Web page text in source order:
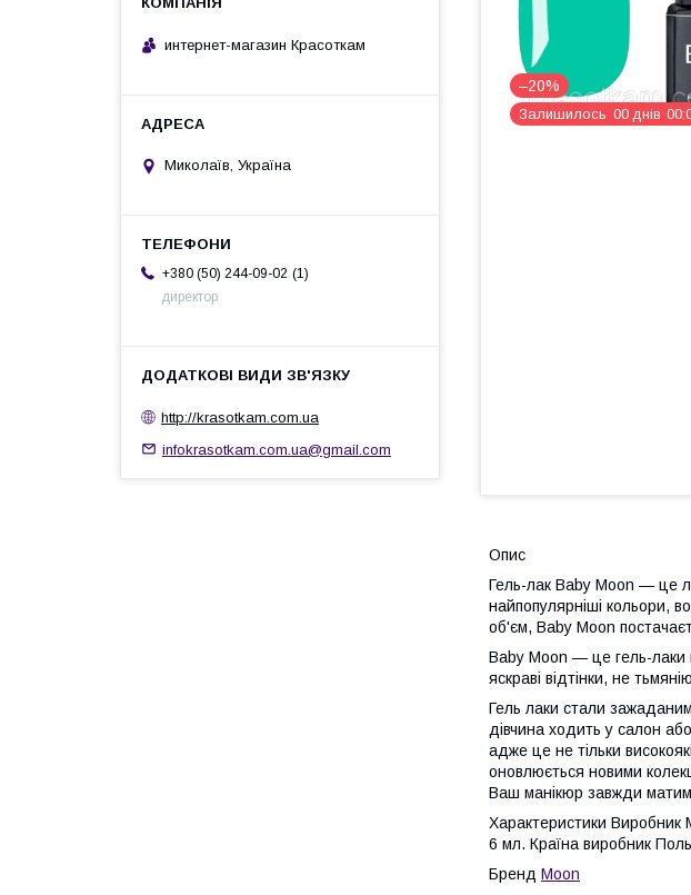
–20%
Залишилось 00 днів 00
Опис
Гель-лак Baby Moon — це
найпопулярніші кольори,
об'єм, Baby Moon
Baby Moon — це гель-лаки
яскраві відтінки, не
Гель лаки стали
дівчина ходить у салон
адже це не тільки
оновлюється новими
Ваш манікюр завжди
Характеристики Виробник
6 мл. Країна виробник
Бренд Moon
интернет-магазин Красоткам
Миколаїв, Україна
+380 (50) 244-09-02
1
директор
http://krasotkam.com.ua
infokrasotkam.com.ua@gmail.com